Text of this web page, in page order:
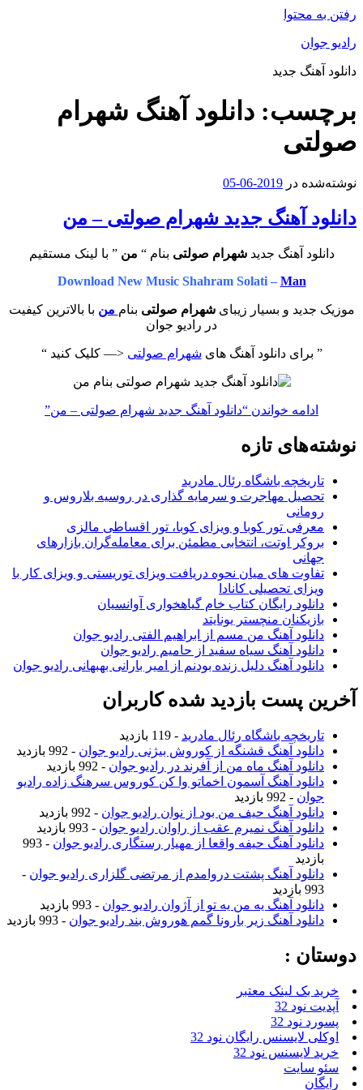
رفتن به محتوا
رادیو جوان
دانلود آهنگ جدید
برچسب: دانلود آهنگ شهرام
صولتی
نوشته‌شده در 2019-06-05
دانلود آهنگ جدید شهرام صولتی – من
دانلود آهنگ جدید شهرام صولتی بنام “ من” با لینک مستقیم
Download New Music Shahram Solati – Man
موزیک جدید و بسیار زیبای شهرام صولتی بنام من با بالاترین کیفیت
در رادیو جوان
” برای دانلود آهنگ های شهرام صولتی <— کلیک کنید “
ادامه خواندن “دانلود آهنگ جدید شهرام صولتی – من”
نوشته‌های تازه
تاریخچه باشگاه رئال مادرید
تحصیل مهاجرت و سرمایه گذاری در روسیه بلاروس و
رومانی
معرفی تور کوبا و ویزای کوبا، تور اقساطی مالزی
بروکر اوتت، انتخابی مطمئن برای معامله‌گران بازارهای
جهانی
تفاوت های میان نحوه دریافت ویزای توریستی و ویزای کار با
ویزای تحصیلی کانادا
دانلود رایگان کتاب خام گیاهخواری آوانسیان
بازیکنان منچستر یونایتد
دانلود آهنگ من مسم از ابراهیم الفتی رادیو جوان
دانلود آهنگ سیاه سفید از حامیم رادیو جوان
دانلود آهنگ دلیل زنده بودنم از امیر بارانی بهبهانی رادیو جوان
آخرین پست بازدید شده کاربران
تاریخچه باشگاه رئال مادرید - 119 بازدید
دانلود آهنگ قشنگه از کوروش بیژنی رادیو جوان - 992 بازدید
دانلود آهنگ ماه من از آفرند در رادیو جوان - 992 بازدید
دانلود آهنگ آسمون اخماتو وا کن کوروس سرهنگ زاده رادیو
جوان - 992 بازدید
دانلود آهنگ حیف من بود از نوان رادیو جوان - 992 بازدید
دانلود آهنگ نمیرم عقب از راوان رادیو جوان - 993 بازدید
دانلود آهنگ حیفه واقعا از مهیار رستگاری رادیو جوان
- 993
بازدید
دانلود آهنگ پشتت دروامدم از مرتضی گلزاری رادیو جوان -
993 بازدید
دانلود آهنگ یه من یه تو از آژوان رادیو جوان - 993 بازدید
دانلود آهنگ زیر بارونا گمم هوروش بند رادیو جوان - 993 بازدید
دوستان :
خرید بک لینک معتبر
آپدیت نود 32
پسورد نود 32
اوکلی لایسنس رایگان نود 32
خرید لایسنس نود 32
سئو سایت
رایگان